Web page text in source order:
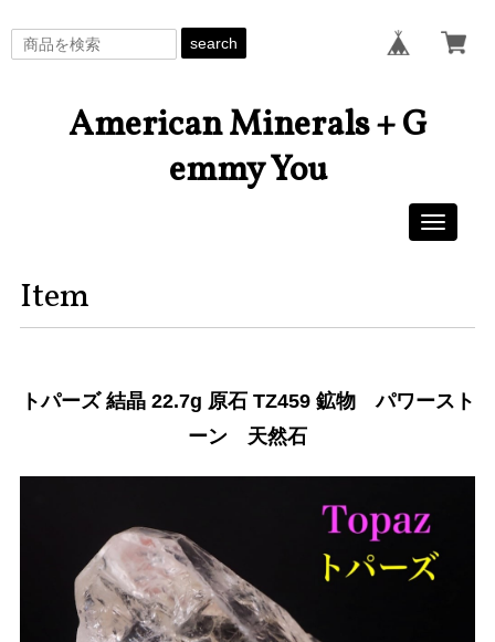
search
American Minerals + G
emmy You
Toggle
Item
トパーズ 結晶 22.7g 原石 TZ459 鉱物 パワースト
ーン 天然石